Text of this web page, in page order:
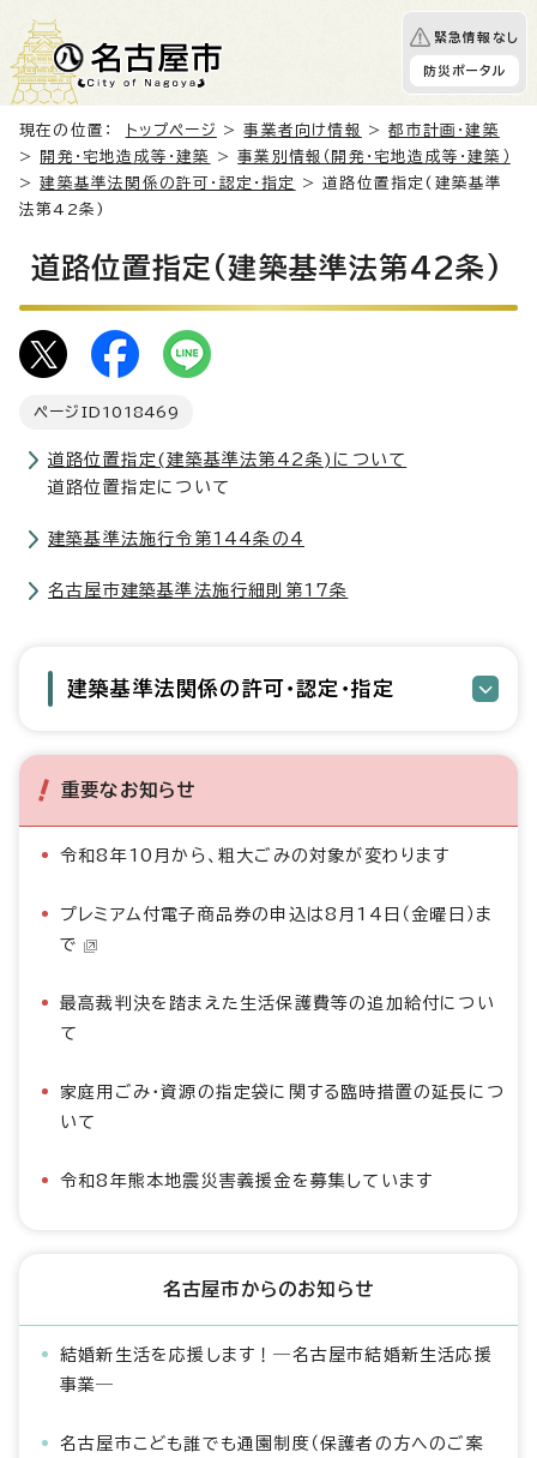
緊急情報なし
防災ポータル
現在の位置： トップページ >事業者向け情報 >都市計画・建築
>
開発・宅地造成等・建築 >事業別情報（開発・宅地造成等・建築）
>建築基準法関係の許可・認定・指定
> 道路位置指定(建築基準
法第42条)
道路位置指定(建築基準法第42条)
ページID 1018469
道路位置指定(建築基準法第42条)について
道路位置指定について
建築基準法施行令第144条の4
名古屋市建築基準法施行細則第17条
建築基準法関係の許可・認定・指定
重要なお知らせ
令和8年10月から、粗大ごみの対象が変わります
プレミアム付電子商品券の申込は8月14日（金曜日）ま
で
最高裁判決を踏まえた生活保護費等の追加給付につい
て
家庭用ごみ・資源の指定袋に関する臨時措置の延長につ
いて
令和8年熊本地震災害義援金を募集しています
名古屋市からのお知らせ
結婚新生活を応援します！―名古屋市結婚新生活応援
事業―
名古屋市こども誰でも通園制度（保護者の方へのご案